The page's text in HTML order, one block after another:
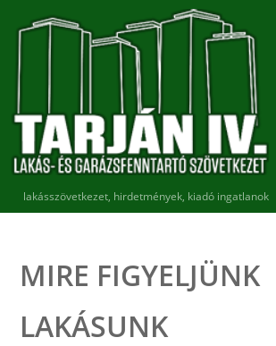
lakásszövetkezet, hirdetmények, kiadó ingatlanok
MIRE FIGYELJÜNK
LAKÁSUNK